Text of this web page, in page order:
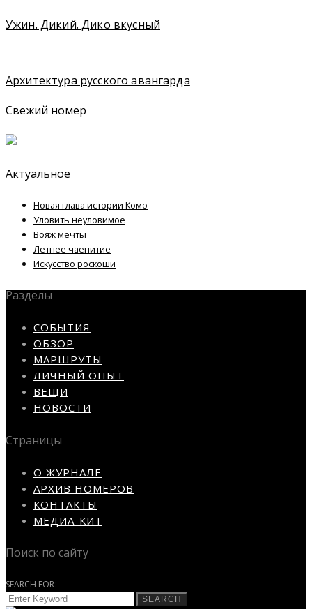
Ужин. Дикий. Дико вкусный
Архитектура русского авангарда
Свежий номер
Актуальное
Новая глава истории Комо
Уловить неуловимое
Вояж мечты
Летнее чаепитие
Искусство роскоши
Разделы
СОБЫТИЯ
ОБЗОР
МАРШРУТЫ
ЛИЧНЫЙ ОПЫТ
ВЕЩИ
НОВОСТИ
Страницы
О ЖУРНАЛЕ
АРХИВ НОМЕРОВ
КОНТАКТЫ
МЕДИА-КИТ
Поиск по сайту
SEARCH FOR:
SEARCH